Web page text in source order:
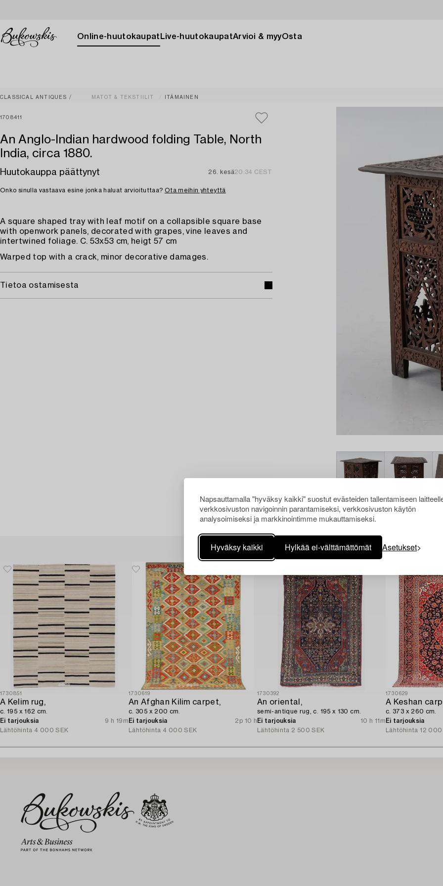
Napsauttamalla "hyväksy kaikki" suostut evästeiden tallentamiseen
verkkosivuston navigoinnin parantamiseksi, verkkosivuston käytön
analysoimiseksi ja markkinointimme mukauttamiseksi.
Hyväksy kaikki Hylkää ei-välttämättömät Asetukset
Online-huutokaupat Live-huutokaupatArvioi & myyOsta
CLASSICAL ANTIQUES MATOT & TEKSTIILIT ITÄMAINEN
1708411
An Anglo-Indian hardwood folding Table, North
India, circa 1880.
Huutokauppa päättynyt 26. kesä20:34 CEST
Onko sinulla vastaava esine jonka haluat arvioituttaa? Ota meihin yhteyttä
A square shaped tray with leaf motif on a collapsible square base
with openwork panels, decorated with grapes, vine leaves and
intertwined foliage. C. 53x53 cm, heigt 57 cm
Warped top with a crack, minor decorative damages.
Tietoa ostamisesta
Muiden katsomia kohteita
1730851
A Kelim rug,
c. 195 x 162 cm.
Ei tarjouksia
9 h 19m
Lähtöhinta 4 000 SEK
1730619
An Afghan Kilim carpet,
c. 305 x 200 cm.
Ei tarjouksia
2p 10 h
Lähtöhinta 4 000 SEK
1730392
An oriental,
semi-antique rug, c. 195 x 130 cm.
Ei tarjouksia
10 h 11m
Lähtöhinta 2 500 SEK
1730629
A Keshan
c. 373 x 260 cm.
Ei tarjouksia
Lähtöhinta 12 000